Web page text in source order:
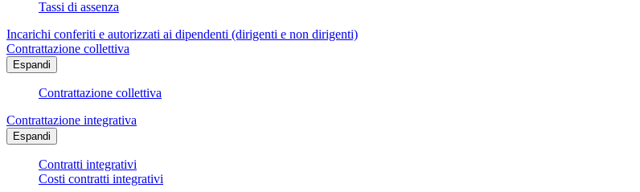
Tassi di assenza
Incarichi conferiti e autorizzati ai dipendenti (dirigenti e non dirigenti)
Contrattazione collettiva
Espandi
Contrattazione collettiva
Contrattazione integrativa
Espandi
Contratti integrativi
Costi contratti integrativi